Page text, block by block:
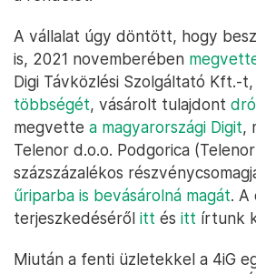
A vállalat úgy döntött, hogy
is, 2021 novemberében
Digi Távközlési Szolgáltató Kft.-t,
többségét, vásárolt tulajdont
megvette a magyarországi Digit,
Telenor d.o.o. Podgorica
százszázalékos
űriparba is bevásárolná magát. A
terjeszkedéséről itt és itt írtunk
Miután a fenti üzletekkel a 4iG